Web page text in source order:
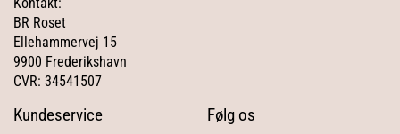
BR Roset
Ellehammervej 15
9900 Frederikshavn
CVR: 34541507
Kundeservice Følg os